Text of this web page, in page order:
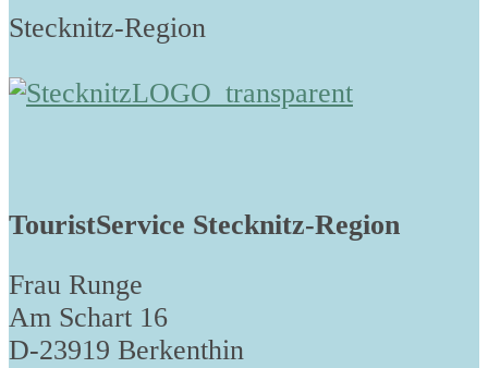
Stecknitz-Region
TouristService Stecknitz-Region
Frau Runge
Am Schart 16
D-23919 Berkenthin